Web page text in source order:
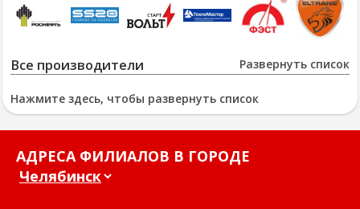
Развернуть список
Все производители
Нажмите здесь, чтобы развернуть список
АДРЕСА ФИЛИАЛОВ В ГОРОДЕ